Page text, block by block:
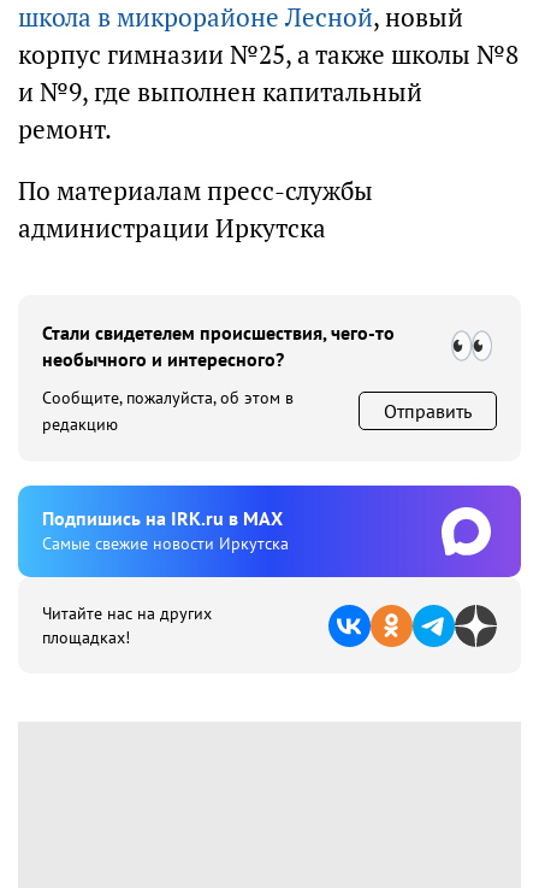
школа в микрорайоне Лесной, новый
корпус гимназии №25, а также школы №8
и №9, где выполнен капитальный
ремонт.
По материалам пресс-службы
администрации Иркутска
Стали свидетелем происшествия, чего-то
необычного и интересного?
Сообщите, пожалуйста, об этом в
редакцию
Отправить
Подпишиcь на IRK.ru в MAX
Cамые свежие новости Иркутска
Читайте нас на других
площадках!